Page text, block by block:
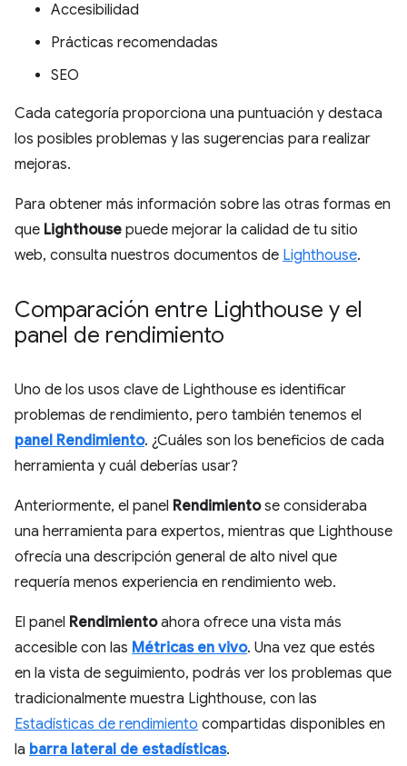
Accesibilidad
Prácticas recomendadas
SEO
Cada categoría proporciona una puntuación y destaca
los posibles problemas y las sugerencias para realizar
mejoras.
Para obtener más información sobre las otras formas en
que Lighthouse puede mejorar la calidad de tu sitio
web, consulta nuestros documentos de Lighthouse.
Comparación entre Lighthouse y el
panel de rendimiento
Uno de los usos clave de Lighthouse es identificar
problemas de rendimiento, pero también tenemos el
panel Rendimiento. ¿Cuáles son los beneficios de cada
herramienta y cuál deberías usar?
Anteriormente, el panel Rendimientose consideraba
una herramienta para expertos, mientras que Lighthouse
ofrecía una descripción general de alto nivel que
requería menos experiencia en rendimiento web.
El panel Rendimientoahora ofrece una vista más
accesible con las Métricas en vivo. Una vez que estés
en la vista de seguimiento, podrás ver los problemas que
tradicionalmente muestra Lighthouse, con las
Estadísticas de rendimiento compartidas disponibles en
la barra lateral de estadísticas.